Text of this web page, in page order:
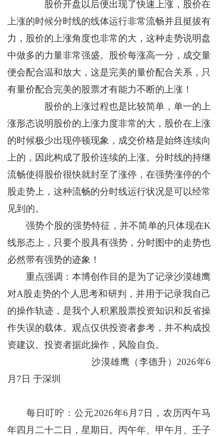
股价开盘以后便出现了快速上涨，股价在
上涨的时候分时线的线体运行非常流畅并且挺拔有
力，股价的上涨角度也非常的大，这种走势说明盘
中做多的力量非常强盛。股价每涨高一分，成交量
便会配合温和放大，这是完美的量价配合关系，只
有量价配合完美的股票才有能力不断的上涨！
股价的上涨过程也是比较简单，单一的上
涨形态说明股价的上涨力度非常的大，股价在上涨
的时候极少出现停顿现象，成交价格是始终连续向
上的，因此构成了股价连续的上涨。分时线的持继
流畅使得股价很快就封至了涨停，在强势涨停的个
股走势上，这种流畅的分时线运行状况是可以经常
见到的。
强势个股的强势特征，并不简单的只体现在K
线形态上，只要个股具有强势，分时图中的走势也
必然带有强势的迹象！
重点强调：本博创作目的是为了记录沙漠雄鹰
对A股走势的个人思考和研判，并用于记录我自己
的操作轨迹，是我个人积累股票投资知识和反省操
作失误的载体。观点仅供投资者参考，并不构成投
资建议。投资者据此操作，风险自负。
沙漠雄鹰（李德升）2026年6
月7日 于深圳
每日叮咛：公元2026年6月7日，农历丙午马
年四月二十二日，星期日。丙午年、甲午月、壬子